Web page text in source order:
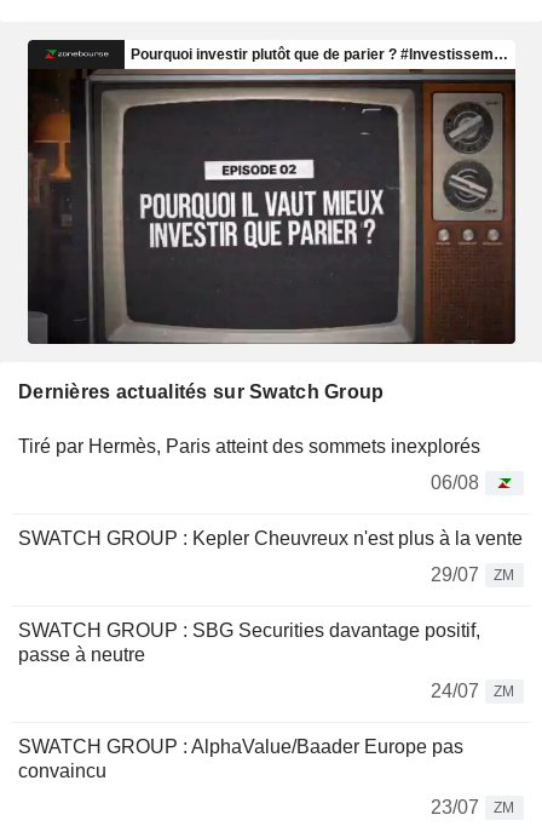
Dernières actualités sur Swatch Group
Tiré par Hermès, Paris atteint des sommets inexplorés
06/08
SWATCH GROUP : Kepler Cheuvreux n'est plus à la vente
29/07
ZM
SWATCH GROUP : SBG Securities davantage positif,
passe à neutre
24/07
ZM
SWATCH GROUP : AlphaValue/Baader Europe pas
convaincu
23/07
ZM